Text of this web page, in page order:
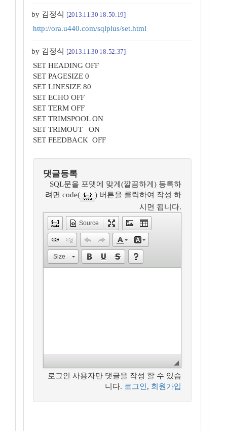
by 김정식 [2013.11.30 18:50:19]
http://ora.u440.com/sqlplus/set.html
by 김정식 [2013.11.30 18:52:37]
SET HEADING OFF
SET PAGESIZE 0
SET LINESIZE 80
SET ECHO OFF
SET TERM OFF
SET TRIMSPOOL ON
SET TRIMOUT ON
SET FEEDBACK OFF
댓글등록
SQL문을 포맷에 맞게(깔끔하게) 등록하
려면 code(
) 버튼을 클릭하여 작성 하
시면 됩니다.
Source
Size
로그인 사용자만 댓글을 작성 할 수 있습
니다. 로그인 , 회원가입